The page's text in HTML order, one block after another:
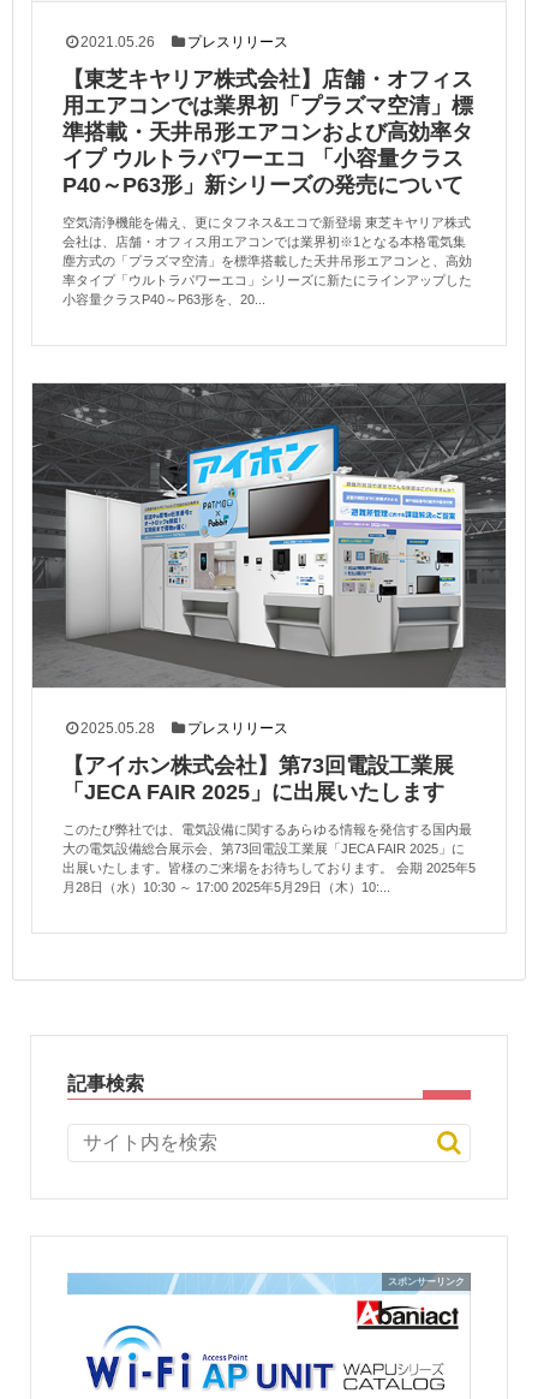
2021.05.26 プレスリリース
【東芝キヤリア株式会社】店舗・オフィス
用エアコンでは業界初「プラズマ空清」標
準搭載・天井吊形エアコンおよび高効率タ
イプ ウルトラパワーエコ 「小容量クラス
P40～P63形」新シリーズの発売について
空気清浄機能を備え、更にタフネス&エコで新登場 東芝キヤリア株式
会社は、店舗・オフィス用エアコンでは業界初※1となる本格電気集
塵方式の「プラズマ空清」を標準搭載した天井吊形エアコンと、高効
率タイプ「ウルトラパワーエコ」シリーズに新たにラインアップした
小容量クラスP40～P63形を、20...
2025.05.28 プレスリリース
【アイホン株式会社】第73回電設工業展
「JECA FAIR 2025」に出展いたします
このたび弊社では、電気設備に関するあらゆる情報を発信する国内最
大の電気設備総合展示会、第73回電設工業展「JECA FAIR 2025」に
出展いたします。皆様のご来場をお待ちしております。 会期 2025年5
月28日（水）10:30 ～ 17:00 2025年5月29日（木）10:...
記事検索